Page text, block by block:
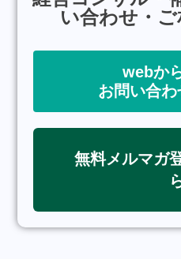
い合わせ・
webか
お問い合
無料メルマガ